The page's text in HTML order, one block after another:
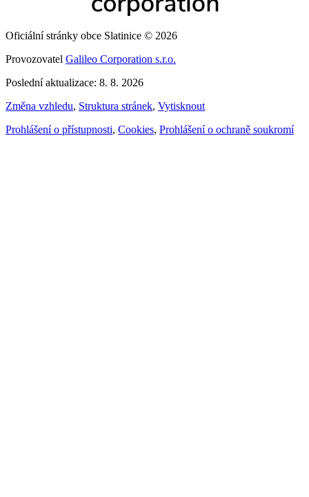
Oficiální stránky obce Slatinice © 2026
Provozovatel Galileo Corporation s.r.o.
Poslední aktualizace: 8. 8. 2026
Změna vzhledu, Struktura stránek, Vytisknout
Prohlášení o přístupnosti, Cookies, Prohlášení o ochraně soukromí